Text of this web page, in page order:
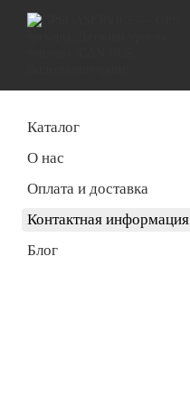
Перейти к основному контенту
Каталог
О нас
Оплата и доставка
Контактная информация
Блог